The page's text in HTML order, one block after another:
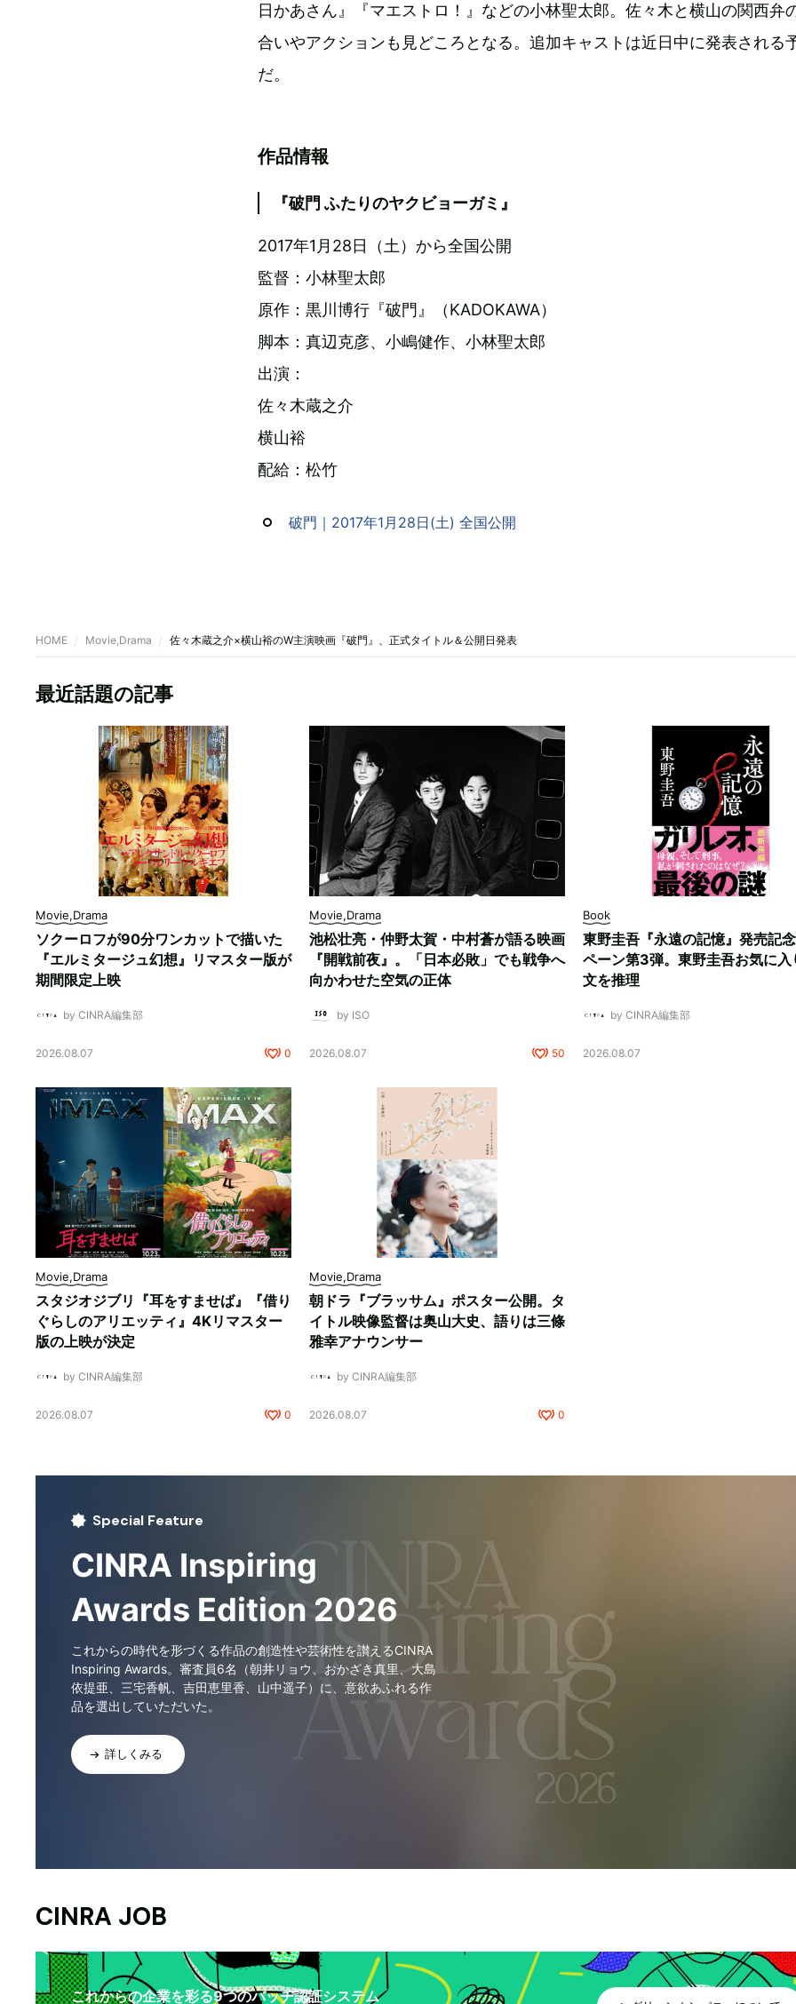
日かあさん』『マエストロ！』などの小林聖太郎。佐々木と横山の関西弁
合いやアクションも見どころとなる。追加キャストは近日中に発表される
だ。
作品情報
『破門 ふたりのヤクビョーガミ』
2017年1月28日（土）から全国公開
監督：小林聖太郎
原作：黒川博行『破門』（KADOKAWA）
脚本：真辺克彦、小嶋健作、小林聖太郎
出演：
佐々木蔵之介
横山裕
配給：松竹
破門｜2017年1月28日(土) 全国公開
HOME Movie,Drama 佐々木蔵之介×横山裕のW主演映画『破門』、正式タイトル＆公開日発表
最近話題の記事
Movie,Drama
ソクーロフが90分ワンカットで描いた
『エルミタージュ幻想』リマスター版が
期間限定上映
by CINRA編集部
2026.08.07 0
Movie,Drama
池松壮亮・仲野太賀・中村蒼が語る映画
『開戦前夜』。「日本必敗」でも戦争へ
向かわせた空気の正体
by ISO
2026.08.07 50
Book
東野圭吾『永遠の記憶』発売記
ペーン第3弾。東野圭吾お気に入
文を推理
by CINRA編集部
2026.08.07
Movie,Drama
スタジオジブリ『耳をすませば』『借り
ぐらしのアリエッティ』4Kリマスター
版の上映が決定
by CINRA編集部
2026.08.07 0
Movie,Drama
朝ドラ『ブラッサム』ポスター公開。タ
イトル映像監督は奥山大史、語りは三條
雅幸アナウンサー
by CINRA編集部
2026.08.07 0
Special Feature
CINRA Inspiring
Awards Edition 2026
これからの時代を形づくる作品の創造性や芸術性を讃えるCINRA
Inspiring Awards。審査員6名（朝井リョウ、おかざき真里、大島
依提亜、三宅香帆、吉田恵里香、山中遥子）に、意欲あふれる作
品を選出していただいた。
詳しくみる
CINRA JOB
これからの企業を彩る9つのバッヂ認証システム